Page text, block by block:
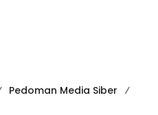
Pedoman Media Siber